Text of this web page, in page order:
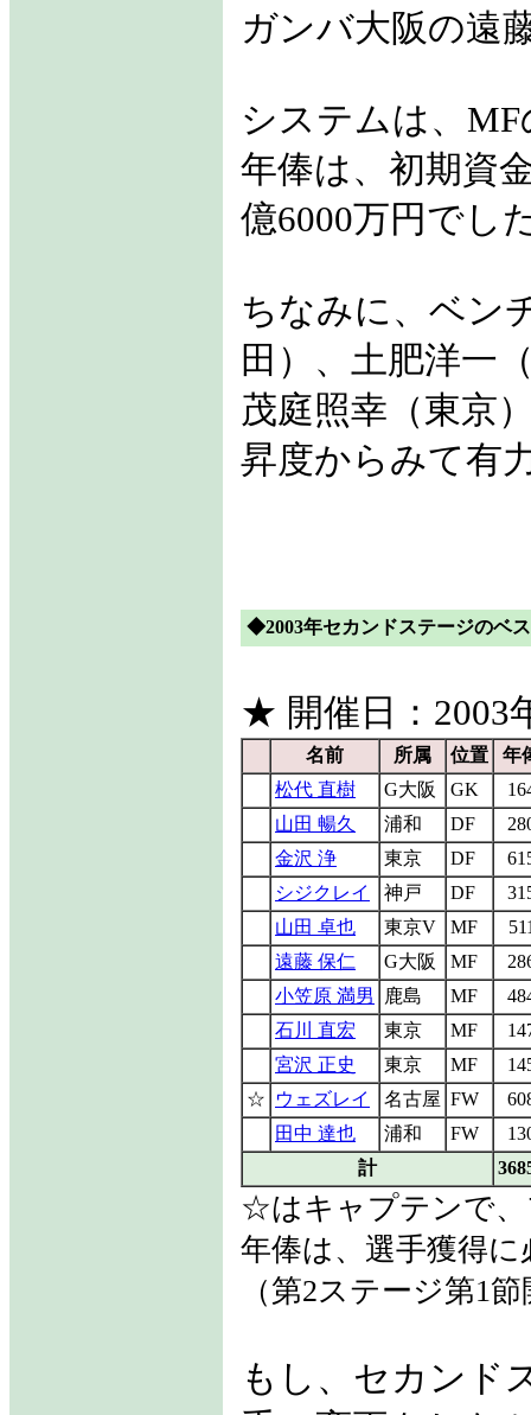
ガンバ大阪の遠
システムは、MF
年俸は、初期資
億6000万円でし
ちなみに、ベン
田）、土肥洋一
茂庭照幸（東京
昇度からみて有
◆2003年セカンドステージの
★ 開催日：2003
名前 所属 位置
年
松代 直樹
G大阪 GK
山田 暢久
浦和 DF
金沢 浄
東京 DF
シジクレイ
神戸 DF
山田 卓也
東京V MF
遠藤 保仁
G大阪 MF
小笠原 満男
鹿島 MF
石川 直宏
東京 MF
宮沢 正史
東京 MF
☆
ウェズレイ 名古屋 FW
田中 達也
浦和 FW
計
☆はキャプテンで
年俸は、選手獲得
（第2ステージ第1
もし、セカンド